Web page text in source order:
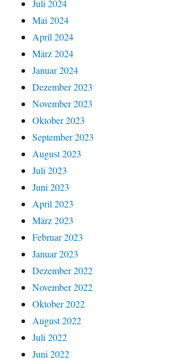
Juli 2024
Mai 2024
April 2024
März 2024
Januar 2024
Dezember 2023
November 2023
Oktober 2023
September 2023
August 2023
Juli 2023
Juni 2023
April 2023
März 2023
Februar 2023
Januar 2023
Dezember 2022
November 2022
Oktober 2022
August 2022
Juli 2022
Juni 2022